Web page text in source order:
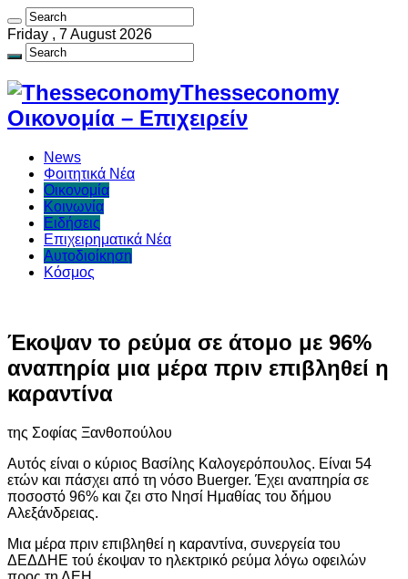
Friday , 7 August 2026
Thesseconomy
Οικονομία – Επιχειρείν
News
Φοιτητικά Νέα
Οικονομία
Κοινωνία
Ειδήσεις
Επιχειρηματικά Νέα
Αυτοδιοίκηση
Κόσμος
Έκοψαν το ρεύμα σε άτομο με 96%
αναπηρία μια μέρα πριν επιβληθεί η
καραντίνα
της Σοφίας Ξανθοπούλου
Αυτός είναι ο κύριος Βασίλης Καλογερόπουλος. Είναι 54
ετών και πάσχει από τη νόσο Buerger. Έχει αναπηρία σε
ποσοστό 96% και ζει στο Νησί Ημαθίας του δήμου
Αλεξάνδρειας.
Μια μέρα πριν επιβληθεί η καραντίνα, συνεργεία του
ΔΕΔΔΗΕ τού έκοψαν το ηλεκτρικό ρεύμα λόγω οφειλών